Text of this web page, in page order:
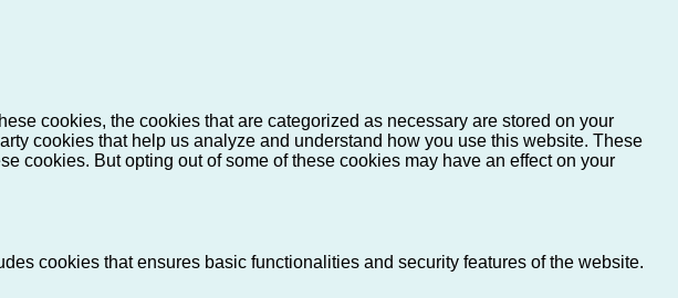
cookies, the cookies that are categorized as necessary are stored on your
cookies that help us analyze and understand how you use this website. These
cookies. But opting out of some of these cookies may have an effect on your
cookies that ensures basic functionalities and security features of the website.